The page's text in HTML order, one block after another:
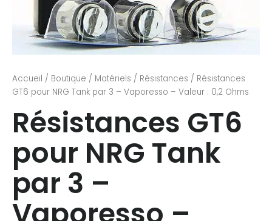
Accueil / Boutique / Matériels / Résistances / Résistances
GT6 pour NRG Tank par 3 – Vaporesso – Valeur : 0,2 Ohms
Résistances GT6
pour NRG Tank
par 3 –